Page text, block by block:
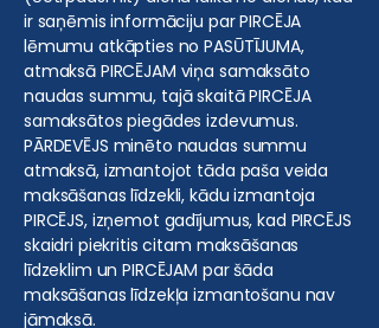
ir saņēmis informāciju par PIRCĒJA
lēmumu atkāpties no PASŪTĪJUMA,
atmaksā PIRCĒJAM viņa samaksāto
naudas summu, tajā skaitā PIRCĒJA
samaksātos piegādes izdevumus.
PĀRDEVĒJS minēto naudas summu
atmaksā, izmantojot tāda paša veida
maksāšanas līdzekli, kādu izmantoja
PIRCĒJS, izņemot gadījumus, kad PIRCĒJS
skaidri piekritis citam maksāšanas
līdzeklim un PIRCĒJAM par šāda
maksāšanas līdzekļa izmantošanu nav
jāmaksā.